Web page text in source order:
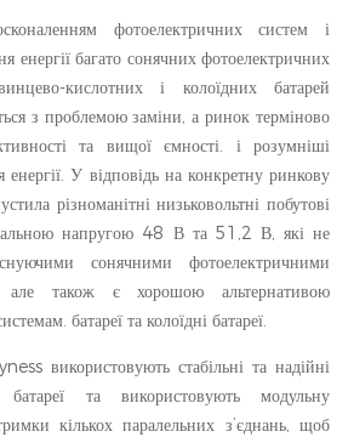
фотоелектричних систем і
енергії багато сонячних фотоелектричних
кислотних і колоїдних батарей
з проблемою заміни, а ринок терміново
та вищої ємності. і розумніші
У відповідь на конкретну ринкову
різноманітні низьковольтні побутові
напругою 48 В та 51,2 В, які не
сонячними фотоелектричними
але також є хорошою альтернативою
батареї та колоїдні батареї.
використовують стабільні та надійні
батареї та використовують модульну
кількох паралельних з’єднань, щоб